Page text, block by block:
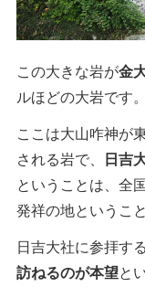
この大きな岩が金
ルほどの大岩です。
ここは大山咋神が
される岩で、 日吉
ということは、全
発祥の地というこ
日吉大社に参拝す
訪ねるのが本望と